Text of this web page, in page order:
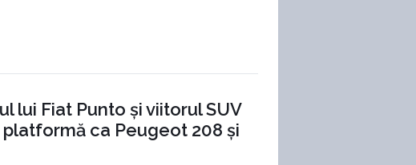
lui Fiat Punto și viitorul SUV
ca Peugeot 208 și